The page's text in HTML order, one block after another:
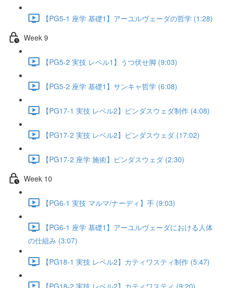
【PG5-1 座学 基礎1】アーユルヴェーダの哲学 (1:28)
Week 9
【PG5-2 実技 レベル1】うつ伏せ脚 (9:03)
【PG5-2 座学 基礎1】サンキャ哲学 (6:08)
【PG17-1 実技 レベル2】ピンダスウェダ制作 (4:08)
【PG17-2 実技 レベル2】ピンダスウェダ (17:02)
【PG17-2 座学 施術】ピンダスウェダ (2:30)
Week 10
【PG6-1 実技 マルマ/ナーディ】手 (9:03)
【PG6-1 座学 基礎1】アーユルヴェーダにおける人体
の仕組み (3:07)
【PG18-1 実技 レベル2】カティワスティ制作 (5:47)
【PG18-2 実技 レベル2】カティワスティ (9:20)